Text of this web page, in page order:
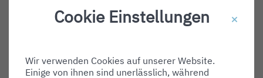
Destination Gate:
Shortname:
Type:
Cookie Einstellungen
Wir verwenden Cookies auf unserer Website.
Einige von ihnen sind unerlässlich, während